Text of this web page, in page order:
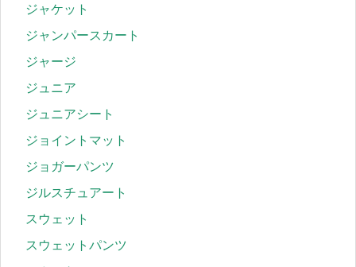
ジャケット
ジャンパースカート
ジャージ
ジュニア
ジュニアシート
ジョイントマット
ジョガーパンツ
ジルスチュアート
スウェット
スウェットパンツ